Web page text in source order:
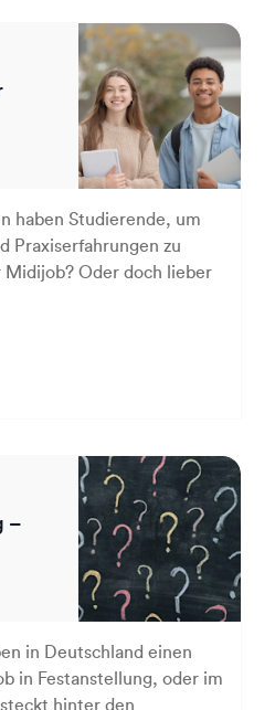
haben Studierende, um
Praxiserfahrungen zu
Oder doch lieber
–
in Deutschland einen
in Festanstellung, oder im
hinter den